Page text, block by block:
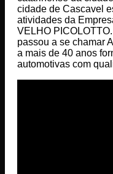
cidade de Cascavel
atividades da
VELHO
passou a se chamar
a mais de 40 anos
automotivas com